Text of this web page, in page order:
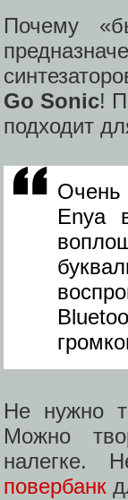
Почему
Go Sonic!
подходит
Очень
Enya
Не нужно
Можно
налегке.
повербанк